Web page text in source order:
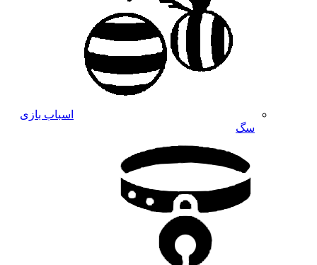
اسباب بازی
سگ